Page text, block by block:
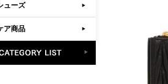
ューズ
ア商品